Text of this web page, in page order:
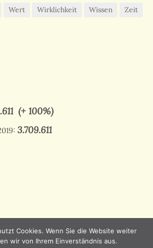
Wert Wirklichkeit Wissen
Zeit
(+ 100%)
3.709.611
Cookies. Wenn Sie die Website weiter
wir von Ihrem Einverständnis aus.